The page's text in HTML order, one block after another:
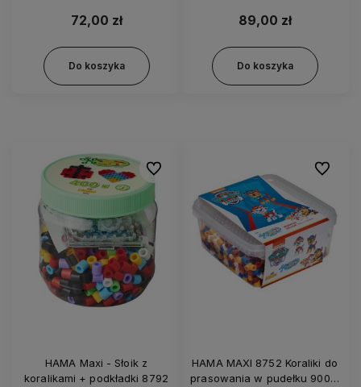
72,00 zł
Do koszyka
89,00 zł
Do koszyka
HAMA Maxi - Słoik z
koralikami + podkładki 8792
Do ulubionych
HAMA MAXI 8752 Koraliki do
prasowania w pudełku 900 –
Do